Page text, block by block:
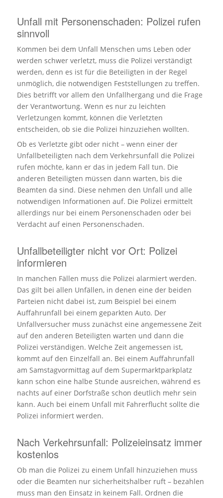
Unfall mit Personenschaden: Polizei rufen
sinnvoll
Kommen bei dem Unfall Menschen ums Leben oder
werden schwer verletzt, muss die Polizei verständigt
werden, denn es ist für die Beteiligten in der Regel
unmöglich, die notwendigen Feststellungen zu treffen.
Dies betrifft vor allem den Unfallhergang und die Frage
der Verantwortung. Wenn es nur zu leichten
Verletzungen kommt, können die Verletzten
entscheiden, ob sie die Polizei hinzuziehen wollten.
Ob es Verletzte gibt oder nicht – wenn einer der
Unfallbeteiligten nach dem Verkehrsunfall die Polizei
rufen möchte, kann er das in jedem Fall tun. Die
anderen Beteiligten müssen dann warten, bis die
Beamten da sind. Diese nehmen den Unfall und alle
notwendigen Informationen auf. Die Polizei ermittelt
allerdings nur bei einem Personenschaden oder bei
Verdacht auf einen Personenschaden.
Unfallbeteiligter nicht vor Ort: Polizei
informieren
In manchen Fällen muss die Polizei alarmiert werden.
Das gilt bei allen Unfällen, in denen eine der beiden
Parteien nicht dabei ist, zum Beispiel bei einem
Auffahrunfall bei einem geparkten Auto. Der
Unfallversucher muss zunächst eine angemessene Zeit
auf den anderen Beteiligten warten und dann die
Polizei verständigen. Welche Zeit angemessen ist,
kommt auf den Einzelfall an. Bei einem Auffahrunfall
am Samstagvormittag auf dem Supermarktparkplatz
kann schon eine halbe Stunde ausreichen, während es
nachts auf einer Dorfstraße schon deutlich mehr sein
kann. Auch bei einem Unfall mit Fahrerflucht sollte die
Polizei informiert werden.
Nach Verkehrsunfall: Polizeieinsatz immer
kostenlos
Ob man die Polizei zu einem Unfall hinzuziehen muss
oder die Beamten nur sicherheitshalber ruft – bezahlen
muss man den Einsatz in keinem Fall. Ordnen die